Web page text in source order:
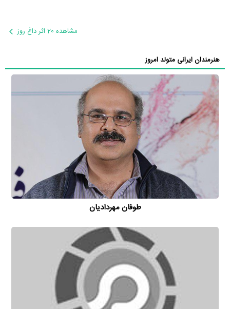
مشاهده 20 اثر داغ روز
هنرمندان ایرانی متولد امروز
طوفان مهردادیان